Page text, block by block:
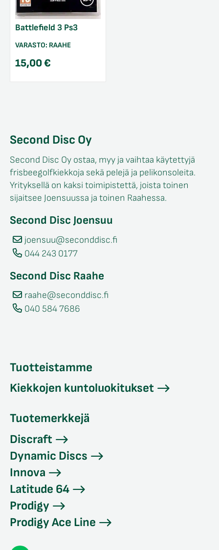
Battlefield 3 Ps3
VARASTO: RAAHE
15,00€
Second Disc Oy
Second Disc Oy ostaa, myy ja vaihtaa käytettyjä
frisbeegolfkiekkoja sekä pelejä ja pelikonsoleita.
Yrityksellä on kaksi toimipistettä, joista toinen
sijaitsee Joensuussa ja toinen Raahessa.
Second Disc Joensuu
joensuu@seconddisc.fi
044 243 0177
Second Disc Raahe
raahe@seconddisc.fi
040 584 7686
Tuotteistamme
Kiekkojen kuntoluokitukset
Tuotemerkkejä
Discraft
Dynamic Discs
Innova
Latitude 64
Prodigy
Prodigy Ace Line